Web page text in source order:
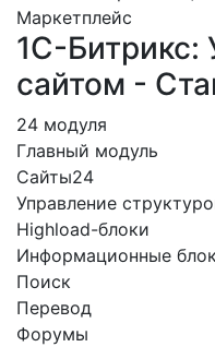
Маркетплейс
1С-Битрикс:
сайтом -
24 модуля
Главный модуль
Сайты24
Управление
Highload-блоки
Информационные
Поиск
Перевод
Форумы